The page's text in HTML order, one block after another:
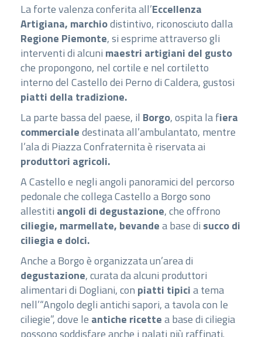
La forte valenza conferita all’Eccellenza
Artigiana, marchiodistintivo, riconosciuto dalla
Regione Piemonte, si esprime attraverso gli
interventi di alcuni maestri artigiani del gusto
che propongono, nel cortile e nel cortiletto
interno del Castello dei Perno di Caldera, gustosi
piatti della tradizione.
La parte bassa del paese, il Borgo, ospita la fiera
commercialedestinata all’ambulantato, mentre
l’ala di Piazza Confraternita è riservata ai
produttori agricoli.
A Castello e negli angoli panoramici del percorso
pedonale che collega Castello a Borgo sono
allestiti angoli di degustazione, che offrono
ciliegie, marmellate, bevandea base di succo di
ciliegia e dolci.
Anche a Borgo è organizzata un’area di
degustazione, curata da alcuni produttori
alimentari di Dogliani, con piatti tipicia tema
nell’“Angolo degli antichi sapori, a tavola con le
ciliegie”, dove le antiche ricettea base di ciliegia
possono soddisfare anche i palati più raffinati.